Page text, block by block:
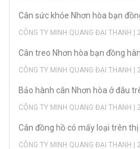
Cân sức khỏe Nhơn hòa bạn
CÔNG TY MINH QUANG ĐẠI THANH
Cân treo Nhơn hòa bạn đồng
CÔNG TY MINH QUANG ĐẠI THANH
Bảo hành cân Nhơn hòa ở đâu
CÔNG TY MINH QUANG ĐẠI THANH
Cân đồng hồ có mấy loại trên
CÔNG TY MINH QUANG ĐẠI THANH